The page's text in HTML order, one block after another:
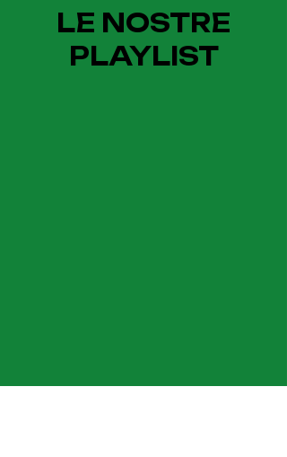
LE NOSTRE
PLAYLIST